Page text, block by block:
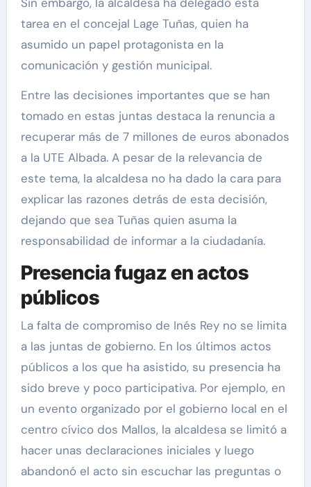
tarea en el concejal Lage Tuñas, quien ha
asumido un papel protagonista en la
comunicación y gestión municipal.
Entre las decisiones importantes que se han
tomado en estas juntas destaca la renuncia a
recuperar más de 7 millones de euros abonados
a la UTE Albada. A pesar de la relevancia de
este tema, la alcaldesa no ha dado la cara para
explicar las razones detrás de esta decisión,
dejando que sea Tuñas quien asuma la
responsabilidad de informar a la ciudadanía.
Presencia fugaz en actos
públicos
La falta de compromiso de Inés Rey no se limita
a las juntas de gobierno. En los últimos actos
públicos a los que ha asistido, su presencia ha
sido breve y poco participativa. Por ejemplo, en
un evento organizado por el gobierno local en el
centro cívico dos Mallos, la alcaldesa se limitó a
hacer unas declaraciones iniciales y luego
abandonó el acto sin escuchar las preguntas o